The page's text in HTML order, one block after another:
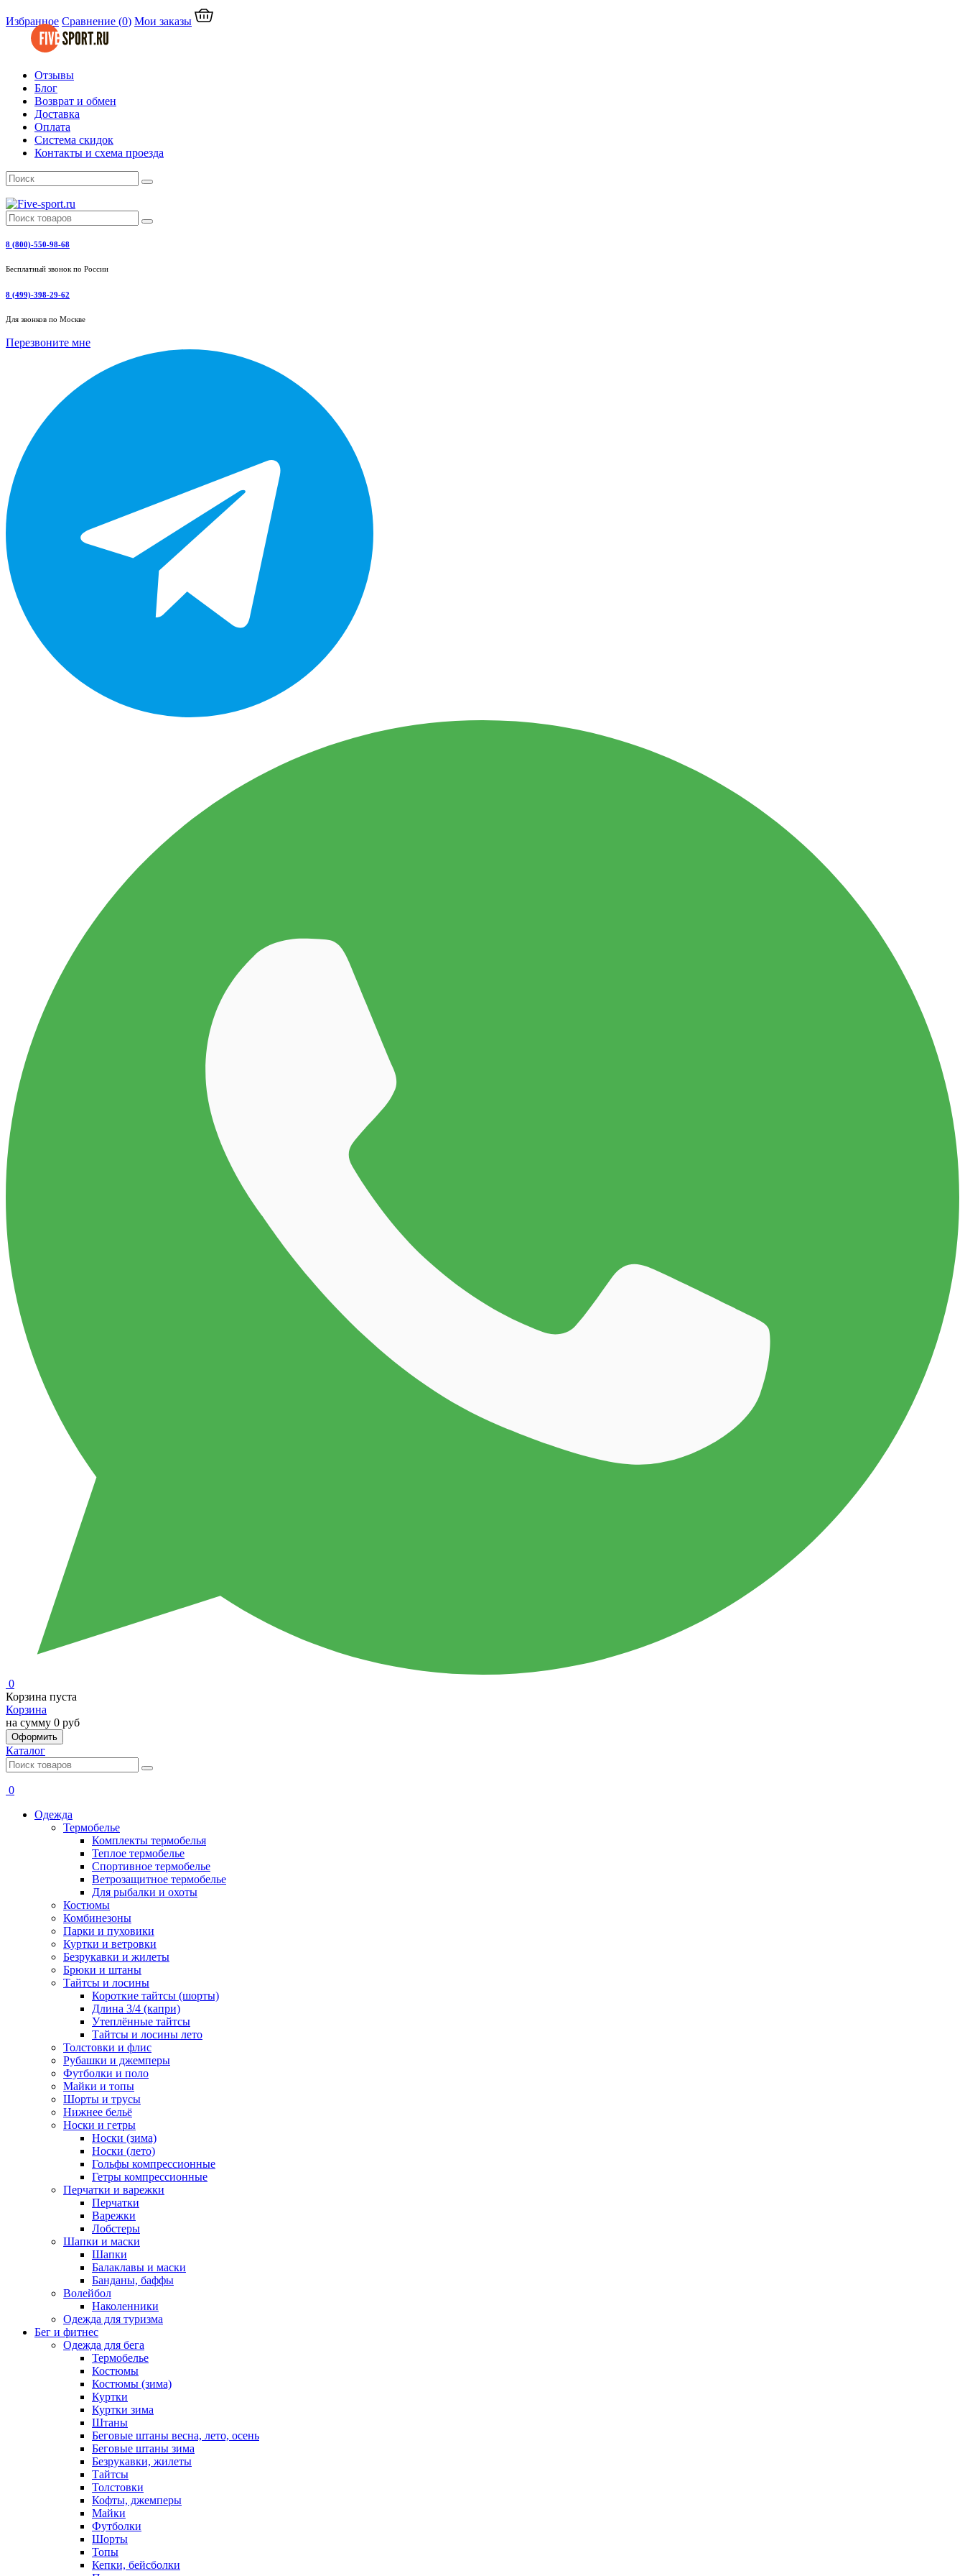
Избранное Сравнение (0) Мои заказы
Отзывы
Блог
Возврат и обмен
Доставка
Оплата
Система скидок
Контакты и схема проезда
8 (800)-550-98-68
Бесплатный звонок по России
8 (499)-398-29-62
Для звонков по Москве
Перезвоните мне
0
Корзина пуста
Корзина
на сумму 0 руб
Оформить
Каталог
0
Одежда
Термобелье
Комплекты термобелья
Теплое термобелье
Спортивное термобелье
Ветрозащитное термобелье
Для рыбалки и охоты
Костюмы
Комбинезоны
Парки и пуховики
Куртки и ветровки
Безрукавки и жилеты
Брюки и штаны
Тайтсы и лосины
Короткие тайтсы (шорты)
Длина 3/4 (капри)
Утеплённые тайтсы
Тайтсы и лосины лето
Толстовки и флис
Рубашки и джемперы
Футболки и поло
Майки и топы
Шорты и трусы
Нижнее бельё
Носки и гетры
Носки (зима)
Носки (лето)
Гольфы компрессионные
Гетры компрессионные
Перчатки и варежки
Перчатки
Варежки
Лобстеры
Шапки и маски
Шапки
Балаклавы и маски
Банданы, баффы
Волейбол
Наколенники
Одежда для туризма
Бег и фитнес
Одежда для бега
Термобелье
Костюмы
Костюмы (зима)
Куртки
Куртки зима
Штаны
Беговые штаны весна, лето, осень
Беговые штаны зима
Безрукавки, жилеты
Тайтсы
Толстовки
Кофты, джемперы
Майки
Футболки
Шорты
Топы
Кепки, бейсболки